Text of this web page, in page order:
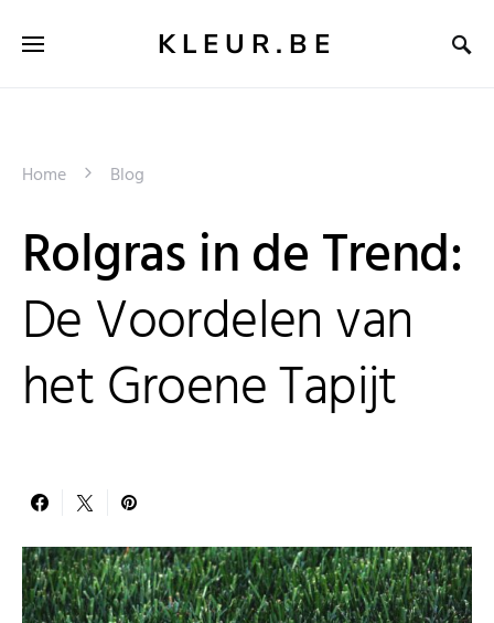
KLEUR.BE
Home Blog
Rolgras in de Trend:
De Voordelen van
het Groene Tapijt